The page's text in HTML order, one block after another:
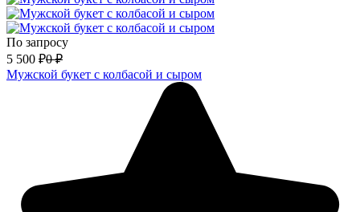
По запросу
5 500 ₽0 ₽
Мужской букет с колбасой и сыром